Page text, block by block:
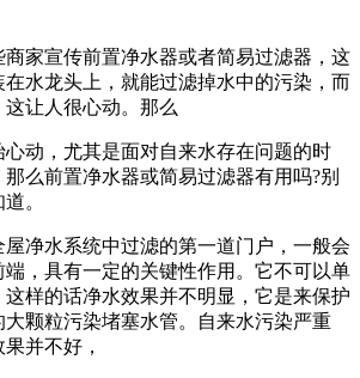
宣传前置净水器或者简易过滤器，这
水龙头上，就能过滤掉水中的污染，而
这让人很心动。那么
，尤其是面对自来水存在问题的时
么前置净水器或简易过滤器有用吗?别
。
水系统中过滤的第一道门户，一般会
，具有一定的关键性作用。它不可以单
样的话净水效果并不明显，它是来保护
颗粒污染堵塞水管。自来水污染严重
并不好，